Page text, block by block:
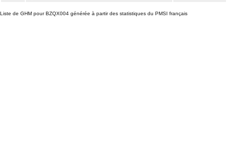
Liste de GHM pour BZQX004 générée à partir des statistiques du PMSI français